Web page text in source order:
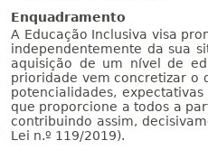
Enquadramento
A Educação Inclusiva visa
independentemente da sua
aquisição de um nível de
prioridade vem concretizar o
potencialidades,
que proporcione a todos a
contribuindo assim,
Lei n.º 119/2019).